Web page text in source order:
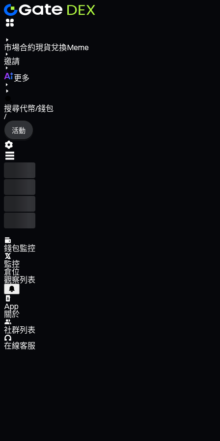
市場合約現貨兌換Meme
邀請
更多
搜尋代幣/錢包
/
活動
錢包監控
監控
倉位
觀察列表
App
關於
社群列表
在線客服